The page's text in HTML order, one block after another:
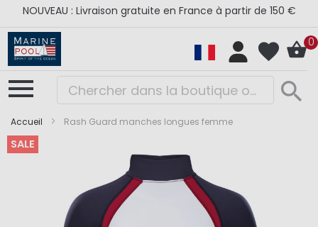
NOUVEAU : Livraison gratuite en France à partir de 150 €
0
Accueil Rash Guard manches longues femme
SALE
Skip
Skip
beginning